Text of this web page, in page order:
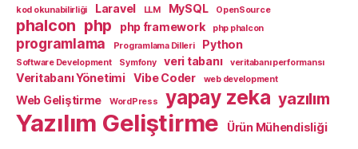
kod okunabilirliği Laravel LLM MySQL OpenSource
phalcon php php framework php phalcon
programlama Programlama Dilleri Python
Software Development Symfony veri tabanı veritabanı performansı
Veritabanı Yönetimi Vibe Coder web development
Web Geliştirme WordPress yapay zeka yazılım
Yazılım Geliştirme Ürün Mühendisliği